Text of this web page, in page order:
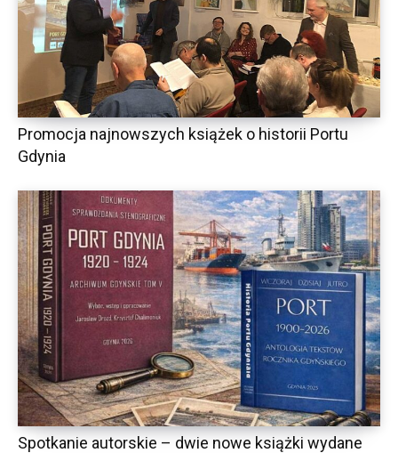
Promocja najnowszych książek o historii Portu
Gdynia
Spotkanie autorskie – dwie nowe książki wydane